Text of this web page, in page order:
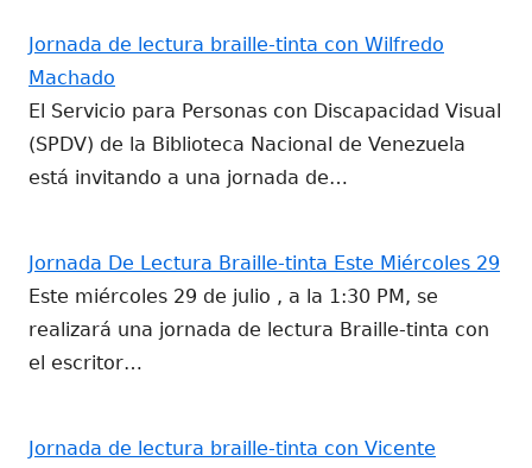
Jornada de lectura braille-tinta con Wilfredo
Machado
El Servicio para Personas con Discapacidad Visual
(SPDV) de la Biblioteca Nacional de Venezuela
está invitando a una jornada de…
Jornada De Lectura Braille-tinta Este Miércoles 29
Este miércoles 29 de julio , a la 1:30 PM, se
realizará una jornada de lectura Braille-tinta con
el escritor…
Jornada de lectura braille-tinta con Vicente